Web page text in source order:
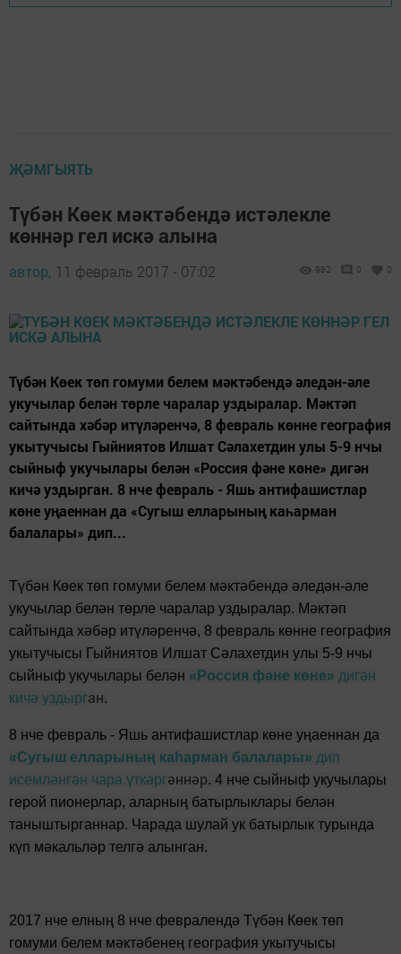
ҖӘМГЫЯТЬ
Түбән Көек мәктәбендә истәлекле
көннәр гел искә алына
автор, 11 февраль 2017 - 07:02 982 0 0
Түбән Көек төп гомуми белем мәктәбендә әледән-әле
укучылар белән төрле чаралар уздыралар. Мәктәп
сайтында хәбәр итүләренчә, 8 февраль көнне география
укытучысы Гыйниятов Илшат Сәлахетдин улы 5-9 нчы
сыйныф укучылары белән «Россия фәне көне» дигән
кичә уздырган. 8 нче февраль - Яшь антифашистлар
көне уңаеннан да «Сугыш елларының каһарман
балалары» дип...
Түбән Көек төп гомуми белем мәктәбендә әледән-әле
укучылар белән төрле чаралар уздыралар. Мәктәп
сайтында хәбәр итүләренчә, 8 февраль көнне география
укытучысы Гыйниятов Илшат Сәлахетдин улы 5-9 нчы
сыйныф укучылары белән «Россия фәне көне» дигән
кичә уздырган.
8 нче февраль - Яшь антифашистлар көне уңаеннан да
«Сугыш елларының каһарман балалары» дип
исемләнгән чара үткәргәннәр. 4 нче сыйныф укучылары
герой пионерлар, аларның батырлыклары белән
таныштырганнар. Чарада шулай ук батырлык турында
күп мәкальләр телгә алынган.
2017 нче елның 8 нче февралендә Түбән Көек төп
гомуми белем мәктәбенең география укытучысы